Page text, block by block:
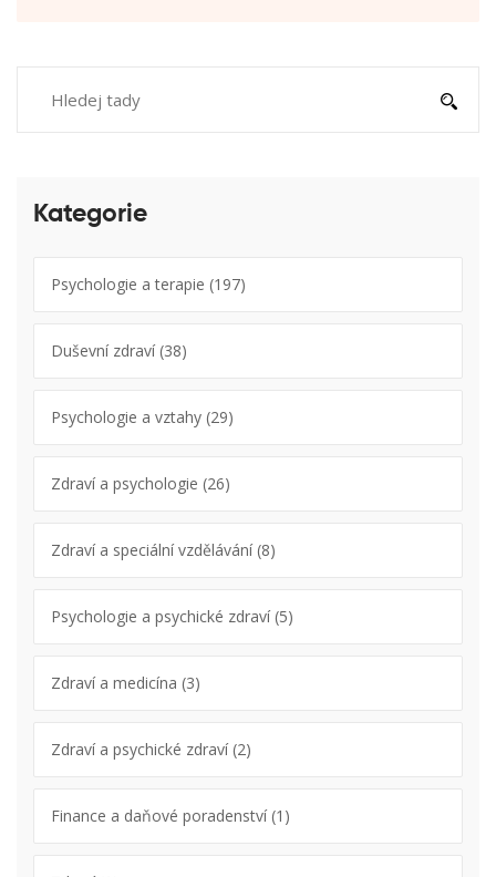
Kategorie
Psychologie a terapie (197)
Duševní zdraví(38)
Psychologie a vztahy (29)
Zdraví a psychologie (26)
Zdraví a speciální vzdělávání(8)
Psychologie a psychické zdraví(5)
Zdraví a medicína (3)
Zdraví a psychické zdraví(2)
Finance a daňové poradenství(1)